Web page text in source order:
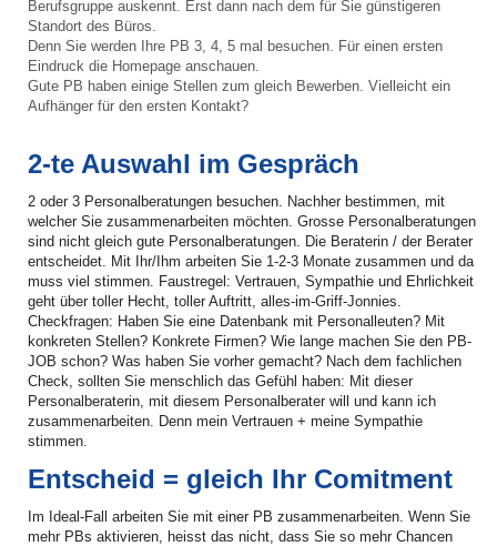
Berufsgruppe auskennt. Erst dann nach dem für Sie günstigeren
Standort des Büros.
Denn Sie werden Ihre PB 3, 4, 5 mal besuchen. Für einen ersten
Eindruck die Homepage anschauen.
Gute PB haben einige Stellen zum gleich Bewerben. Vielleicht ein
Aufhänger für den ersten Kontakt?
2-te Auswahl im Gespräch
2 oder 3 Personalberatungen besuchen. Nachher bestimmen, mit
welcher Sie zusammenarbeiten möchten. Grosse Personalberatungen
sind nicht gleich gute Personalberatungen. Die Beraterin / der Berater
entscheidet. Mit Ihr/Ihm arbeiten Sie 1-2-3 Monate zusammen und da
muss viel stimmen. Faustregel: Vertrauen, Sympathie und Ehrlichkeit
geht über toller Hecht, toller Auftritt, alles-im-Griff-Jonnies.
Checkfragen: Haben Sie eine Datenbank mit Personalleuten? Mit
konkreten Stellen? Konkrete Firmen? Wie lange machen Sie den PB-
JOB schon? Was haben Sie vorher gemacht? Nach dem fachlichen
Check, sollten Sie menschlich das Gefühl haben: Mit dieser
Personalberaterin, mit diesem Personalberater will und kann ich
zusammenarbeiten. Denn mein Vertrauen + meine Sympathie
stimmen.
Entscheid = gleich Ihr Comitment
Im Ideal-Fall arbeiten Sie mit einer PB zusammenarbeiten. Wenn Sie
mehr PBs aktivieren, heisst das nicht, dass Sie so mehr Chancen